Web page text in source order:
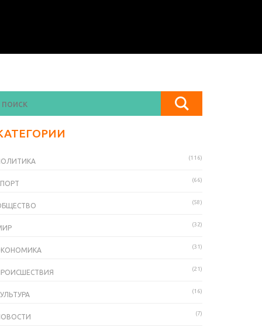
(116)
(66)
(58)
(32)
(31)
(21)
(16)
(7)